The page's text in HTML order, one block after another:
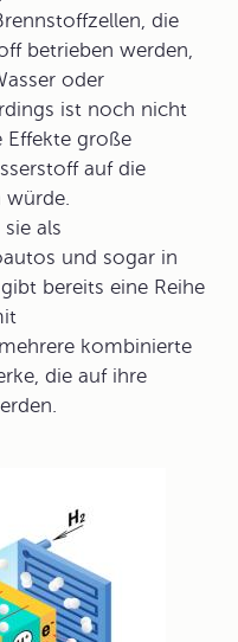
die
betrieben werden,
oder
ist noch nicht
Effekte große
auf die
würde.
als
und sogar in
bereits eine Reihe
kombinierte
die auf ihre